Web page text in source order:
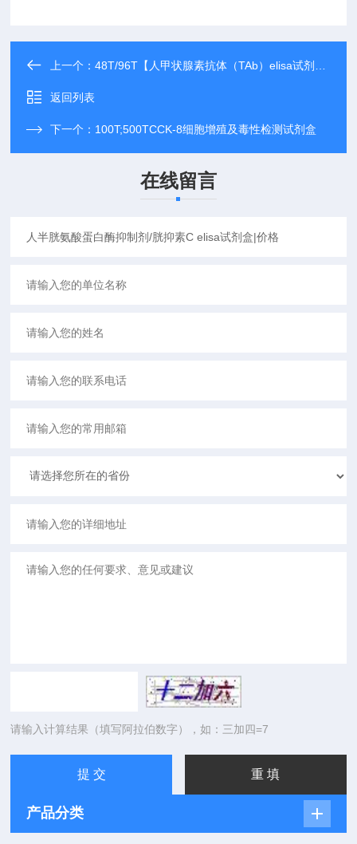
上一个：48T/96T【人甲状腺素抗体（TAb）elisa试剂盒】*
返回列表
下一个： 100T;500TCCK-8细胞增殖及毒性检测试剂盒
在线留言
请输入计算结果（填写阿拉伯数字），如：三加四=7
产品分类